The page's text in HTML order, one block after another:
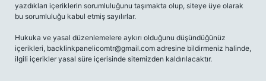
yazdıkları içeriklerin sorumluluğunu taşımakta olup, siteye üye olarak
bu sorumluluğu kabul etmiş sayılırlar.
Hukuka ve yasal düzenlemelere aykırı olduğunu düşündüğünüz
içerikleri, backlinkpanelicomtr@gmail.com adresine bildirmeniz halinde,
ilgili içerikler yasal süre içerisinde sitemizden kaldırılacaktır.